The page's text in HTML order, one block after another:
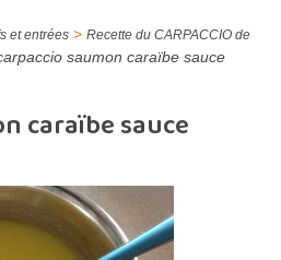
et entrées > Recette du CARPACCIO de
saumon caraïbe sauce
caraïbe sauce